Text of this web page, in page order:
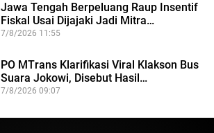
Jawa Tengah Berpeluang Raup Insentif
Fiskal Usai Dijajaki Jadi Mitra…
7/8/2026 11:55
PO MTrans Klarifikasi Viral Klakson Bus
Suara Jokowi, Disebut Hasil…
7/8/2026 09:07